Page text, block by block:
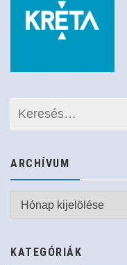
ARCHÍVUM
Archívum
KATEGÓRIÁK